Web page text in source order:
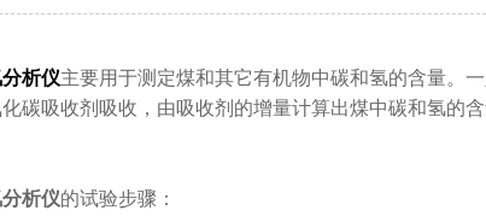
析仪主要用于测定煤和其它有机物中碳和氢的含量。
碳吸收剂吸收，由吸收剂的增量计算出煤中碳和氢的
析仪的试验步骤：